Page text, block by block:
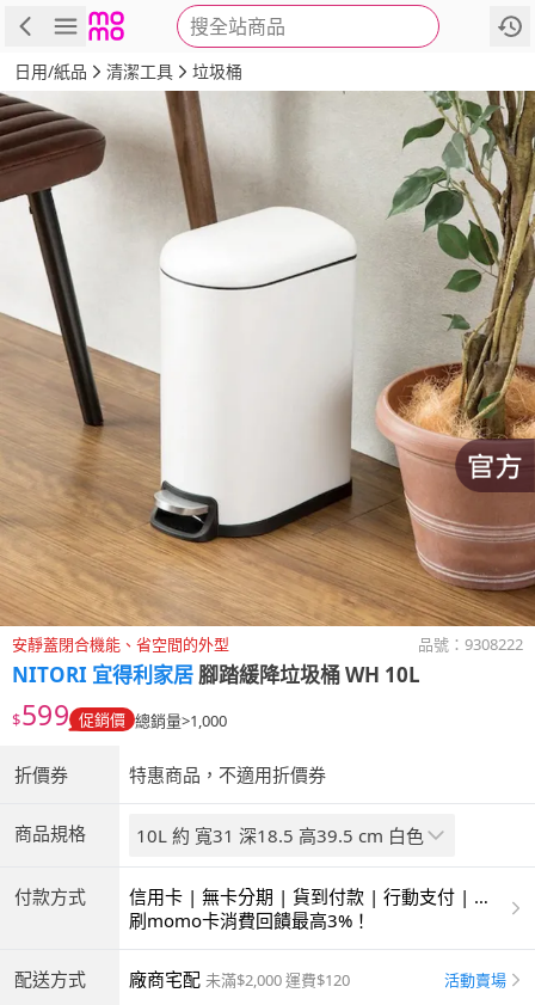
搜全站商品
商品 評價 詳情
日用/紙品 清潔工具 垃圾桶
安靜蓋閉合機能、省空間的外型 品號： 9308222
NITORI 宜得利家居腳踏緩降垃圾桶 WH 10L
$599 促銷價 總銷量>1,000
折價券 特惠商品，不適用折價券
商品規格 10L 約 寬31 深18.5 高39.5 cm 白色
付款方式
信用卡 | 無卡分期 | 貨到付款 | 行動支付 | 超
商付款 | ATM | 銀聯卡
刷momo卡消費回饋最高3%！
配送方式 廠商宅配 未滿$2,000 運費$120 活動賣場